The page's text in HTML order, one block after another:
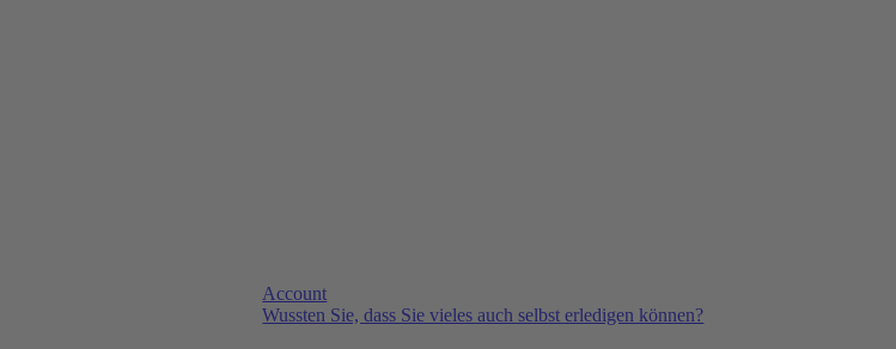
Account
Wussten Sie, dass Sie vieles auch selbst erledigen können?